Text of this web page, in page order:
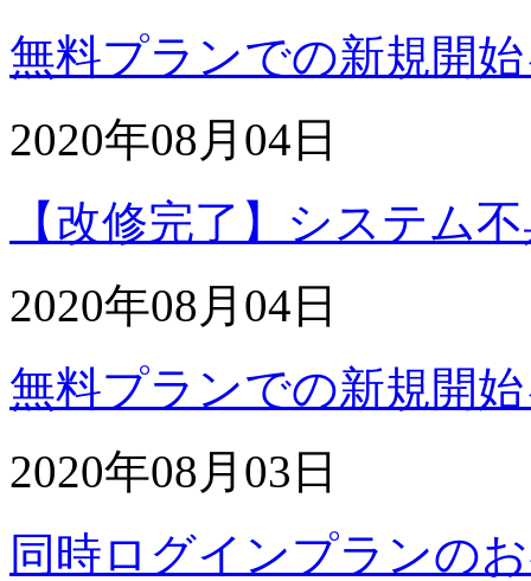
無料プランでの新規開
2020年08月04日
【改修完了】システム
2020年08月04日
無料プランでの新規開
2020年08月03日
同時ログインプランの